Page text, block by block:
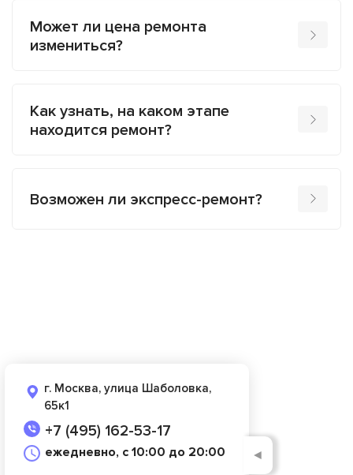
Может ли цена ремонта
измениться?
Как узнать, на каком этапе
находится ремонт?
Возможен ли экспресс-ремонт?
г. Москва, улица Шаболовка,
65к1
+7 (495) 162-53-17
ежедневно, с 10:00 до 20:00
◄